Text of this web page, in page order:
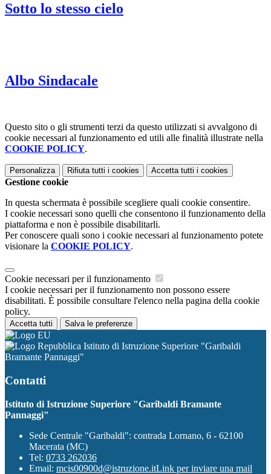
Sotto lo stesso cielo
Albo Sindacale
Questo sito o gli strumenti terzi da questo utilizzati si avvalgono di
cookie necessari al funzionamento ed utili alle finalità illustrate nella
COOKIE POLICY.
Personalizza Rifiuta tutti i cookies Accetta tutti i cookies
Gestione cookie
In questa schermata è possibile scegliere quali cookie consentire.
I cookie necessari sono quelli che consentono il funzionamento della
piattaforma e non è possibile disabilitarli.
Per conoscere quali sono i cookie necessari al funzionamento potete
visionare la COOKIE POLICY.
Cookie necessari per il funzionamento
I cookie necessari per il funzionamento non possono essere
disabilitati. È possibile consultare l'elenco nella pagina della cookie
policy.
Accetta tutti Salva le preferenze
Istituto di Istruzione Superiore "Garibaldi
Bramante Pannaggi"
Contatti
Istituto di Istruzione Superiore "Garibaldi Bramante
Pannaggi"
Sede Centrale "Garibaldi": contrada Lornano, 6 - 62100
Macerata (MC)
Tel: 0733 262036
Email: mcis00900d@istruzione.itLink per inviare una mail